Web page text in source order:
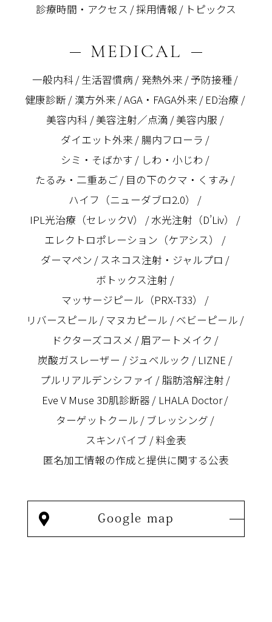
診療時間・アクセス
採用情報 トピックス
MEDICAL
一般内科 生活習慣病 発熱外来
予防接種
健康診断
漢方外来 AGA・FAGA外来
ED治療
美容内科
美容注射／点滴
美容内服
ダイエット外来
腸内フローラ
シミ・そばかす
しわ・小じわ
たるみ・二重あご
目の下のクマ・くすみ
ハイフ（ニューダブロ2.0）
IPL光治療（セレックV）
水光注射（D’Liv）
エレクトロポレーション（ケアシス）
ダーマペン
スネコス注射・ジャルプロ
ボトックス注射
マッサージピール（PRX-T33）
リバースピール
マヌカピール
ベビーピール
ドクターズコスメ
眉アートメイク
炭酸ガスレーザー
ジュベルック
LIZNE
プルリアルデンシファイ
脂肪溶解注射
Eve V Muse 3D肌診断器
LHALA Doctor
ターゲットクール
ブレッシング
スキンバイブ
料金表
匿名加⼯情報の作成と提供に関する公表
Google map